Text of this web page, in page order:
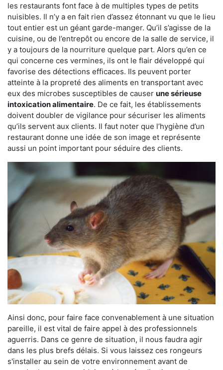
les restaurants font face à de multiples types de petits
nuisibles. Il n’y a en fait rien d’assez étonnant vu que le lieu
tout entier est un géant garde-manger. Qu’il s’agisse de la
cuisine, ou de l’entrepôt ou encore de la salle de service, il
y a toujours de la nourriture quelque part. Alors qu’en ce
qui concerne ces vermines, ils ont le flair développé qui
favorise des détections efficaces. Ils peuvent porter
atteinte à la propreté des aliments en transportant avec
eux des microbes susceptibles de causer une sérieuse
intoxication alimentaire. De ce fait, les établissements
doivent doubler de vigilance pour sécuriser les aliments
qu’ils servent aux clients. Il faut noter que l’hygiène d’un
restaurant donne une idée de son image et représente
aussi un point important pour séduire des clients.
Ainsi donc, pour faire face convenablement à une situation
pareille, il est vital de faire appel à des professionnels
aguerris. Dans ce genre de situation, il nous faudra agir
dans les plus brefs délais. Si vous laissez ces rongeurs
s'installer au sein de votre environnement avant de